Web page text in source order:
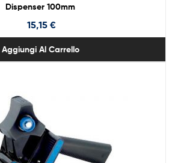
Dispenser 100mm
15,15 €
Aggiungi Al Carrello